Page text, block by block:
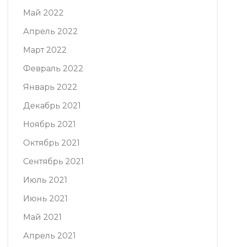
Май 2022
Апрель 2022
Март 2022
Февраль 2022
Январь 2022
Декабрь 2021
Ноябрь 2021
Октябрь 2021
Сентябрь 2021
Июль 2021
Июнь 2021
Май 2021
Апрель 2021